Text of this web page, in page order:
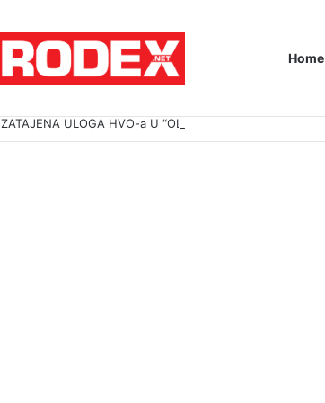
Home
ZATAJENA ULOGA HVO-a U “OLUJI”